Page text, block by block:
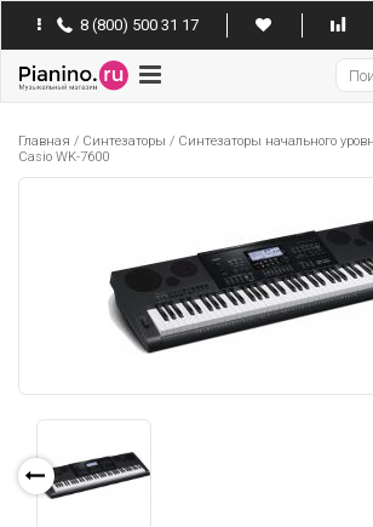
8 (800) 500 31 17
Pianino
Главная / Синтезаторы / Синтезаторы начального
Casio WK-7600